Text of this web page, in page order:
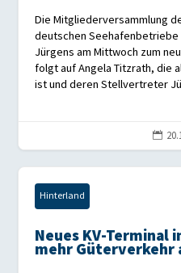
Die Mitgliederversammlung
deutschen Seehafenbetriebe
Jürgens am Mittwoch zum
folgt auf Angela Titzrath, die
ist und deren Stellvertreter

Hinterland
Neues KV-Terminal
mehr Güterverkehr